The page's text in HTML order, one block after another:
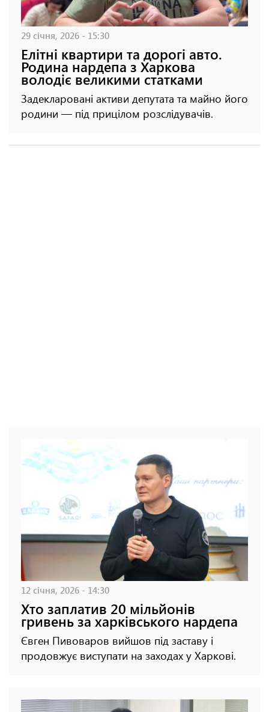
29 січня, 2026 - 15:30
Елітні квартири та дорогі авто.
Родина нардепа з Харкова
володіє великими статками
Задекларовані активи депутата та майно його
родини — під прицілом розслідувачів.
12 січня, 2026 - 14:30
Хто заплатив 20 мільйонів
гривень за харківського нардепа
Євген Пивоваров вийшов під заставу і
продовжує виступати на заходах у Харкові.